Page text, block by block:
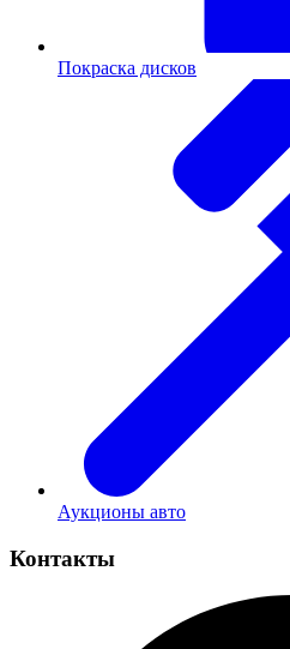
Покраска дисков
Аукционы авто
Контакты